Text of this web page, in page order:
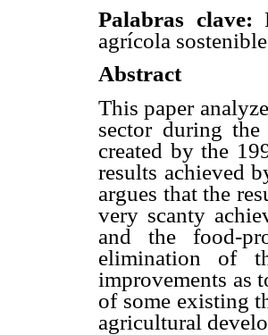
Palabras clave:
agrícola
Abstract
This paper
sector during
created by the
results achieved
argues that the
very scanty
and the food-
elimination of
improvements as
of some existing
agricultural